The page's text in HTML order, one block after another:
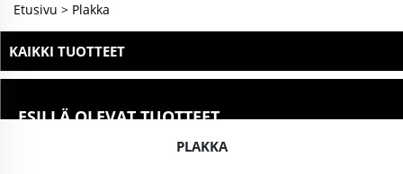
Etusivu > Plakka
KAIKKI TUOTTEET
ESILLÄ OLEVAT TUOTTEET
PLAKKA